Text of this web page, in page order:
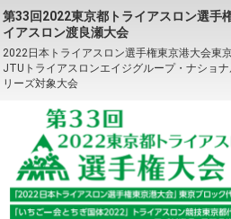
第33回2022東京都トライアスロン選手
イアスロン渡良瀬大会
2022日本トライアスロン選手権東京港大会
JTUトライアスロンエイジグループ・ナショ
リーズ対象大会